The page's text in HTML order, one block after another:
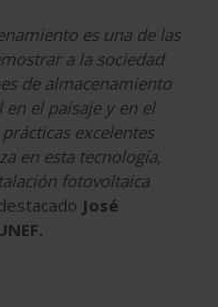
es una de las
a la sociedad
de almacenamiento
el paisaje y en el
excelentes
en esta tecnología,
fotovoltaica
José